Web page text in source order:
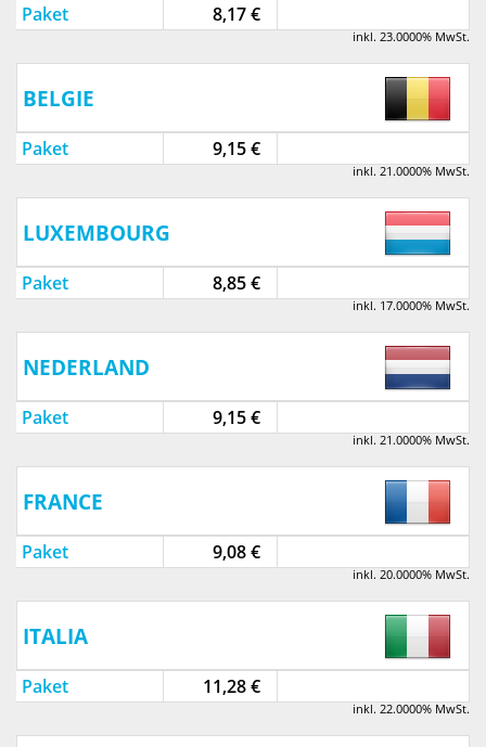
Paket 8,17 €
inkl. 23.0000% MwSt.
BELGIE
Paket 9,15 €
inkl. 21.0000% MwSt.
LUXEMBOURG
Paket 8,85 €
inkl. 17.0000% MwSt.
NEDERLAND
Paket 9,15 €
inkl. 21.0000% MwSt.
FRANCE
Paket 9,08 €
inkl. 20.0000% MwSt.
ITALIA
Paket 11,28 €
inkl. 22.0000% MwSt.